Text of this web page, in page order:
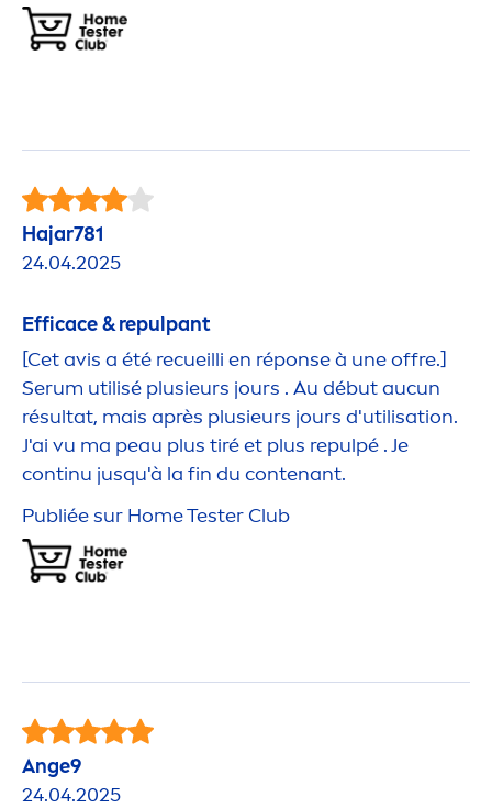
Hajar781
24.04.2025
Efficace & repulpant
[Cet avis a été recueilli en réponse à une offre.]
Serum utilisé plusieurs jours . Au début aucun
résultat, mais après plusieurs jours d'utilisation.
J'ai vu ma peau plus tiré et plus repulpé . Je
continu jusqu'à la fin du contenant.
Publiée sur Home Tester Club
Ange9
24.04.2025